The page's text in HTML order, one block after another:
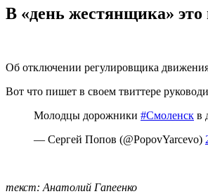
В «день жестянщика»
Об отключении регулировщика
Вот что пишет в своем твиттере
Молодцы дорожники #Смоленск в
— Сергей Попов (@PopovYarcevo)
текст: Анатолий Гапеенко